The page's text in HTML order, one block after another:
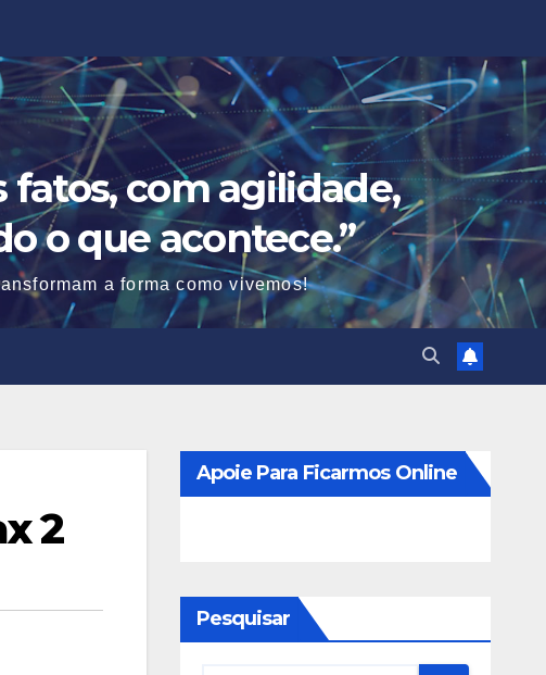
fatos, com agilidade,
o que acontece.”
a forma como vivemos!
2
Apoie Para Ficarmos Online
Pesquisar